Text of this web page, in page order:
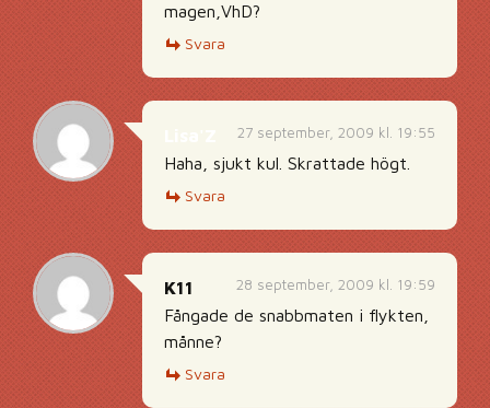
magen,VhD?
Svara
27 september, 2009 kl. 19:55
Haha, sjukt kul. Skrattade högt.
Svara
28 september, 2009 kl. 19:59
K11
Fångade de snabbmaten i flykten,
månne?
Svara